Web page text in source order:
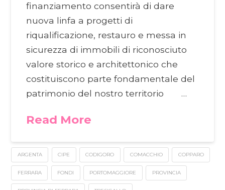
finanziamento consentirà di dare
nuova linfa a progetti di
riqualificazione, restauro e messa in
sicurezza di immobili di riconosciuto
valore storico e architettonico che
costituiscono parte fondamentale del
patrimonio del nostro territorio …
Read More
ARGENTA CIPE CODIGORO COMACCHIO COPPARO
FERRARA FONDI PORTOMAGGIORE PROVINCIA